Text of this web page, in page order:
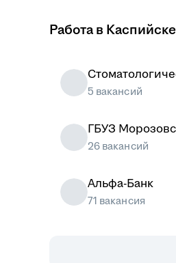
Работа в Каспийске
клиника
5 вакансий
ГБУЗ
ДЗМ
26 вакансий
Альфа-Банк
71 вакансия